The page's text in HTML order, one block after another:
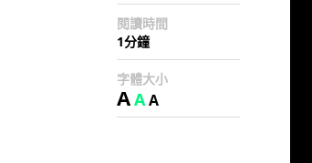
閱讀時間
1分鐘
字體大小
AAA